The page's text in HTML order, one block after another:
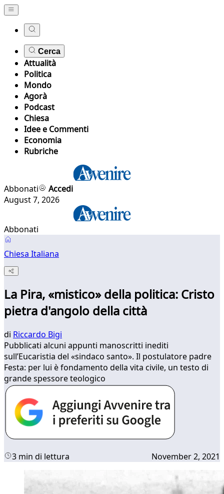
Cerca
Attualità
Politica
Mondo
Agorà
Podcast
Chiesa
Idee e Commenti
Economia
Rubriche
Abbonati
Accedi
August 7, 2026
Abbonati
Chiesa Italiana
La Pira, «mistico» della politica: Cristo
pietra d'angolo della città
di Riccardo Bigi
Pubblicati alcuni appunti manoscritti inediti
sull’Eucaristia del «sindaco santo». Il postulatore padre
Festa: per lui è fondamento della vita civile, un testo di
grande spessore teologico
3 min di lettura November 2, 2021